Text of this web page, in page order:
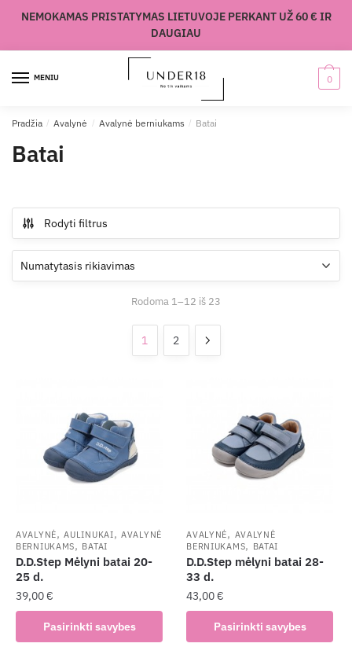
NEMOKAMAS PRISTATYMAS LIETUVOJE PERKANT UŽ 60 € IR
DAUGIAU
MENIU 0
Pradžia / Avalynė / Avalynė berniukams / Batai
Batai
Rodyti filtrus
Rodoma 1–12 iš 23
1 2
AVALYNĖ,AULINUKAI,AVALYNĖ
BERNIUKAMS, BATAI
D.D.Step Mėlyni batai 20-
25 d.
39,00€
Pasirinkti savybes
product
AVALYNĖ, AVALYNĖ
BERNIUKAMS, BATAI
D.D.Step mėlyni batai 28-
33 d.
43,00€
Pasirinkti savybes
product